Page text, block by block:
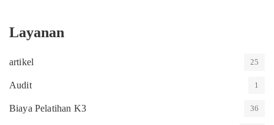
Layanan
artikel 25
Audit 1
Biaya Pelatihan K3 36